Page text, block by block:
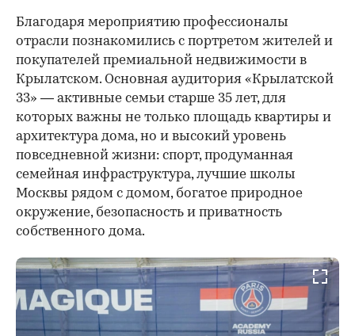
Благодаря мероприятию профессионалы
отрасли познакомились с портретом жителей и
покупателей премиальной недвижимости в
Крылатском. Основная аудитория «Крылатской
33» — активные семьи старше 35 лет, для
которых важны не только площадь квартиры и
архитектура дома, но и высокий уровень
повседневной жизни: спорт, продуманная
семейная инфраструктура, лучшие школы
Москвы рядом с домом, богатое природное
окружение, безопасность и приватность
собственного дома.